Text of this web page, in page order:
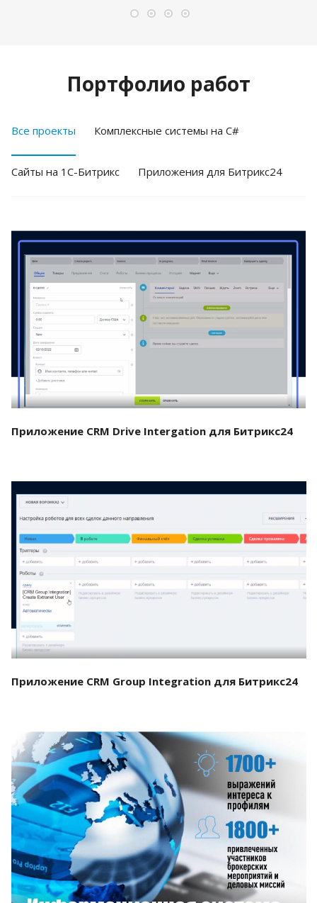
Портфолио работ
Все проекты Комплексные системы на C#
Cайты на 1С-Битрикс Приложения для Битрикс24
Смотреть проект
Приложение CRM Drive Intergation для Битрикс24
Смотреть проект
Приложение CRM Group Integration для Битрикс24
Смотреть проект